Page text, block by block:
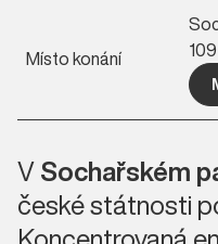
Místo konání
VSochařském
české státnosti